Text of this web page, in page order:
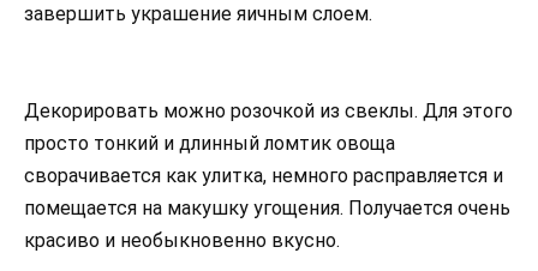
завершить украшение яичным слоем.
Декорировать можно розочкой из свеклы. Для этого
просто тонкий и длинный ломтик овоща
сворачивается как улитка, немного расправляется и
помещается на макушку угощения. Получается очень
красиво и необыкновенно вкусно.